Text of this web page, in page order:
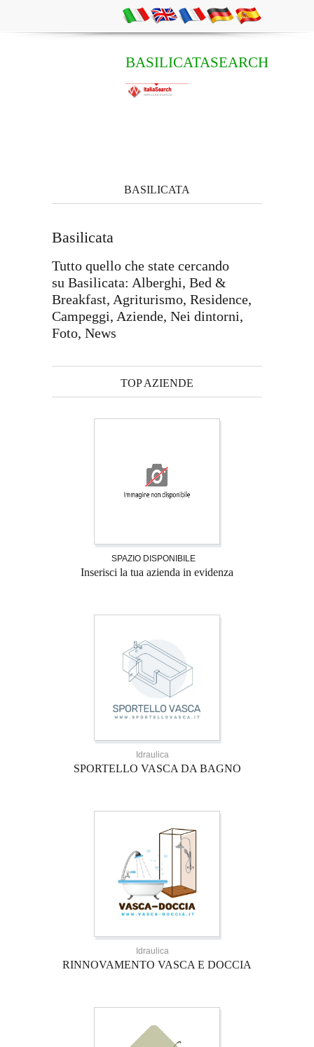
BASILICATASEARCH
BASILICATA
Basilicata
Tutto quello che state cercando
su Basilicata: Alberghi, Bed &
Breakfast, Agriturismo, Residence,
Campeggi, Aziende, Nei dintorni,
Foto, News
TOP AZIENDE
SPAZIO DISPONIBILE
Inserisci la tua azienda in evidenza
Idraulica
SPORTELLO VASCA DA BAGNO
Idraulica
RINNOVAMENTO VASCA E DOCCIA